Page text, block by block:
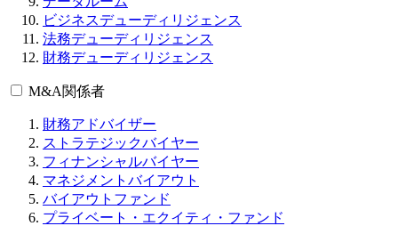
ビジネスデューディリジェンス
法務デューディリジェンス
財務デューディリジェンス
M&A関係者
財務アドバイザー
ストラテジックバイヤー
フィナンシャルバイヤー
マネジメントバイアウト
バイアウトファンド
プライベート・エクイティ・ファンド